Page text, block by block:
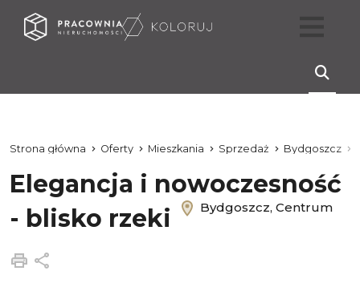
Strona główna Oferty Mieszkania Sprzedaż Bydgoszcz
Elegancja i nowoczesność
- blisko rzeki
Bydgoszcz, Centrum
Drukuj